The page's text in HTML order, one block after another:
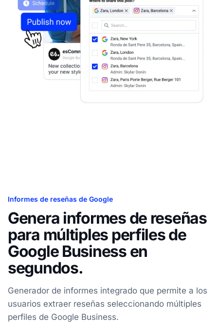
Informes de reseñas de Google
Genera informes de reseñas
para múltiples perfiles de
Google Business en
segundos.
Generador de informes integrado que permite a los
usuarios extraer reseñas seleccionando múltiples
perfiles de Google Business.